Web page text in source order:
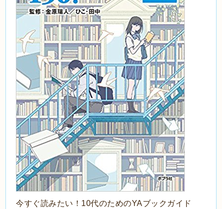
今すぐ読みたい！10代のためのYAブックガイド